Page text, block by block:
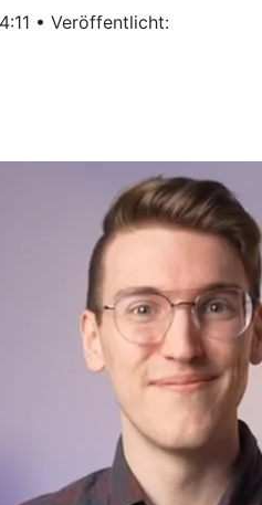
• Veröffentlicht: